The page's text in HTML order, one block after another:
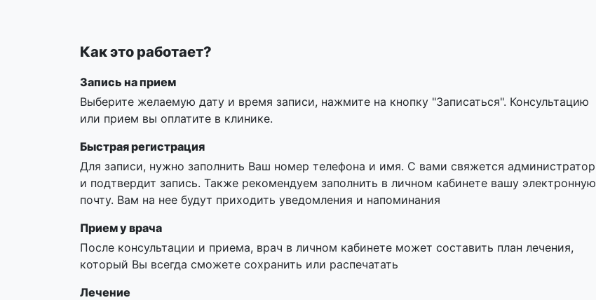
Как это работает?
Запись на прием
Выберите желаемую дату и время записи, нажмите на кнопку "Записаться". Консультацию
или прием вы оплатите в клинике.
Быстрая регистрация
Для записи, нужно заполнить Ваш номер телефона и имя. С вами свяжется администратор
и подтвердит запись. Также рекомендуем заполнить в личном кабинете вашу электронную
почту. Вам на нее будут приходить уведомления и напоминания
Прием у врача
После консультации и приема, врач в личном кабинете может составить план лечения,
который Вы всегда сможете сохранить или распечатать
Лечение